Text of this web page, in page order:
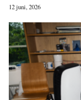
12 juni, 2026